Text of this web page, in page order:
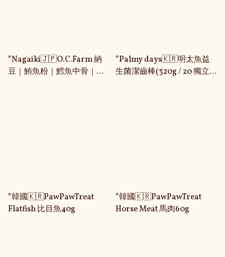
*Nagaiki🇯🇵O.C.Farm 納
豆｜鮪魚粉｜鱈魚中骨｜鯊
*Palmy days🇰🇷明太魚益
生菌潔齒棒(320g / 20 獨立
*韓國🇰🇷PawPawTreat
Flatfish 比目魚40g
*韓國🇰🇷PawPawTreat
Horse Meat 馬肉60g